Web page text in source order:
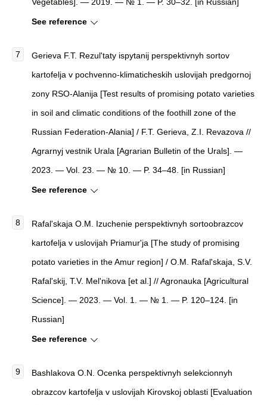
See reference
Gerieva F.T. Rezul'taty ispytanij perspektivnyh sortov
kartofelja v pochvenno-klimaticheskih uslovijah predgornoj
zony RSO-Alanija [Test results of promising potato varieties
in soil and climatic conditions of the foothill zone of the
Russian Federation-Alania] / F.T. Gerieva, Z.I. Revazova //
Agrarnyj vestnik Urala [Agrarian Bulletin of the Urals]. —
2023. — Vol. 23. — № 10. — P. 34–48. [in Russian]
See reference
Rafal'skaja O.M. Izuchenie perspektivnyh sortoobrazcov
kartofelja v uslovijah Priamur'ja [The study of promising
potato varieties in the Amur region] / O.M. Rafal'skaja, S.V.
Rafal'skij, T.V. Mel'nikova [et al.] // Agronauka [Agricultural
Science]. — 2023. — Vol. 1. — № 1. — P. 120–124. [in
Russian]
See reference
Bashlakova O.N. Ocenka perspektivnyh selekcionnyh
obrazcov kartofelja v uslovijah Kirovskoj oblasti [Evaluation